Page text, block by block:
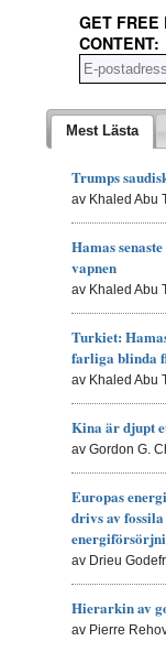
GET FREE
CONTENT:
Mest Lästa
Trumps
av Khaled Abu
Hamas
vapnen
av Khaled Abu
Turkiet:
farliga blinda
av Khaled Abu
Kina är djupt
av Gordon G.
Europas
drivs av
av Drieu
Hierarkin av
av Pierre